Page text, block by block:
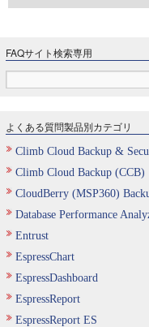
FAQサイト検索専用
よくある質問製品別カテゴリ
Climb Cloud Backup &
Climb Cloud Backup (CCB)
CloudBerry (MSP360)
Database Performance
Entrust
EspressChart
EspressDashboard
EspressReport
EspressReport ES